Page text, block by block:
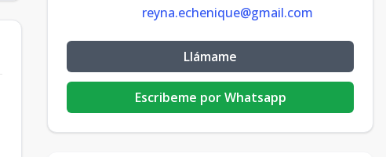
reyna.echenique@gmail.com
Llámame
Escribeme por Whatsapp